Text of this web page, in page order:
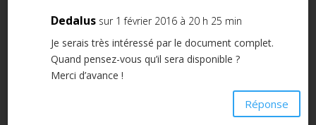
Dedalus sur 1 février 2016 à 20 h 25 min
Je serais très intéressé par le document complet.
Quand pensez-vous qu’il sera disponible ?
Merci d’avance !
Réponse